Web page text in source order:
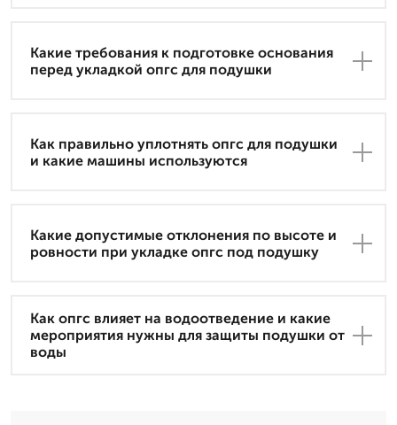
Какие требования к подготовке основания
перед укладкой опгс для подушки
Как правильно уплотнять опгс для подушки
и какие машины используются
Какие допустимые отклонения по высоте и
ровности при укладке опгс под подушку
Как опгс влияет на водоотведение и какие
мероприятия нужны для защиты подушки от
воды